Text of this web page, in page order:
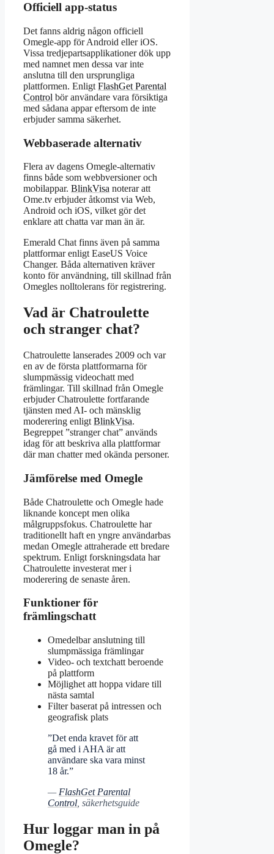
Officiell app-status
Det fanns aldrig någon officiell
Omegle-app för Android eller iOS.
Vissa tredjepartsapplikationer dök upp
med namnet men dessa var inte
anslutna till den ursprungliga
plattformen. Enligt FlashGet Parental
Control bör användare vara försiktiga
med sådana appar eftersom de inte
erbjuder samma säkerhet.
Webbaserade alternativ
Flera av dagens Omegle-alternativ
finns både som webbversioner och
mobilappar. BlinkVisa noterar att
Ome.tv erbjuder åtkomst via Web,
Android och iOS, vilket gör det
enklare att chatta var man än är.
Emerald Chat finns även på samma
plattformar enligt EaseUS Voice
Changer. Båda alternativen kräver
konto för användning, till skillnad från
Omegles nolltolerans för registrering.
Vad är Chatroulette
och stranger chat?
Chatroulette lanserades 2009 och var
en av de första plattformarna för
slumpmässig videochatt med
främlingar. Till skillnad från Omegle
erbjuder Chatroulette fortfarande
tjänsten med AI- och mänsklig
moderering enligt BlinkVisa.
Begreppet ”stranger chat” används
idag för att beskriva alla plattformar
där man chatter med okända personer.
Jämförelse med Omegle
Både Chatroulette och Omegle hade
liknande koncept men olika
målgruppsfokus. Chatroulette har
traditionellt haft en yngre användarbas
medan Omegle attraherade ett bredare
spektrum. Enligt forskningsdata har
Chatroulette investerat mer i
moderering de senaste åren.
Funktioner för
främlingschatt
Omedelbar anslutning till
slumpmässiga främlingar
Video- och textchatt beroende
på plattform
Möjlighet att hoppa vidare till
nästa samtal
Filter baserat på intressen och
geografisk plats
”Det enda kravet för att
gå med i AHA är att
användare ska vara minst
18 år.”
— FlashGet Parental
Control , säkerhetsguide
Hur loggar man in på
Omegle?